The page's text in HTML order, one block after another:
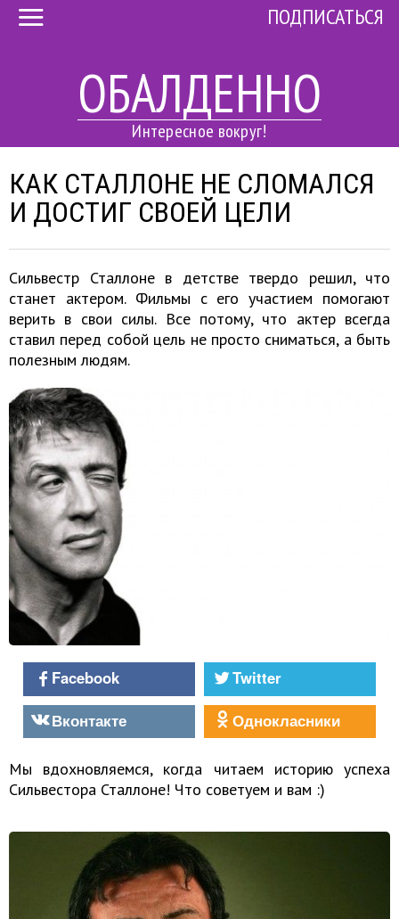
ОБАЛДЕННО
Интересное вокруг!
ПОДПИСАТЬСЯ
КАК СТАЛЛОНЕ НЕ СЛОМАЛСЯ
И ДОСТИГ СВОЕЙ ЦЕЛИ
Сильвестр Сталлоне в детстве твердо решил, что
станет актером. Фильмы с его участием помогают
верить в свои силы. Все потому, что актер всегда
ставил перед собой цель не просто сниматься, а быть
полезным людям.
Facebook
Twitter
Вконтакте
Однокласники
Мы вдохновляемся, когда читаем историю успеха
Сильвестора Сталлоне! Что советуем и вам :)